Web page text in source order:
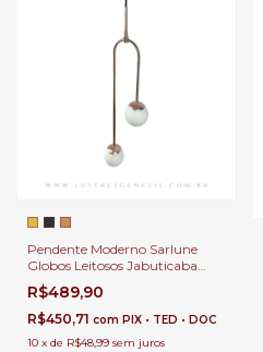
Pendente Moderno Sarlune
Globos Leitosos Jabuticaba
Para Quarto, Sala, Cabeceira
de Cama e Lavabos.
R$489,90
R$450,71 com PIX • TED • DOC
10 x de R$48,99 sem juros